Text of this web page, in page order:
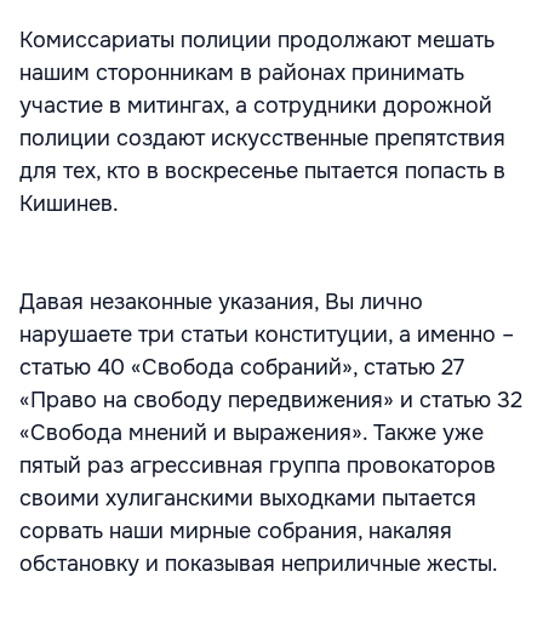
Комиссариаты полиции продолжают мешать
нашим сторонникам в районах принимать
участие в митингах, а сотрудники дорожной
полиции создают искусственные препятствия
для тех, кто в воскресенье пытается попасть в
Кишинев.
Давая незаконные указания, Вы лично
нарушаете три статьи конституции, а именно –
статью 40 «Свобода собраний», статью 27
«Право на свободу передвижения» и статью 32
«Свобода мнений и выражения». Также уже
пятый раз агрессивная группа провокаторов
своими хулиганскими выходками пытается
сорвать наши мирные собрания, накаляя
обстановку и показывая неприличные жесты.